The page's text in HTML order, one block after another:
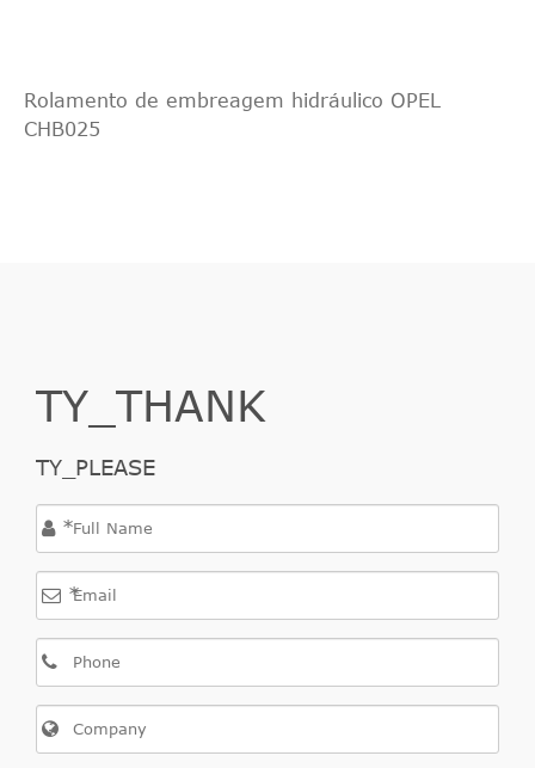
Rolamento de embreagem hidráulico OPEL
CHB025
TY_THANK
TY_PLEASE
*
*